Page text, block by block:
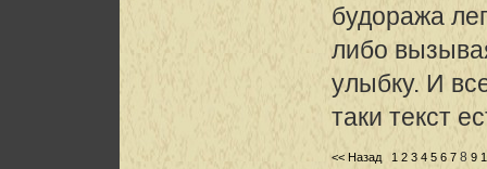
будоража
либо
улыбку. И
таки текст
<< Назад 1 2 3 4 5 6 7 8 9